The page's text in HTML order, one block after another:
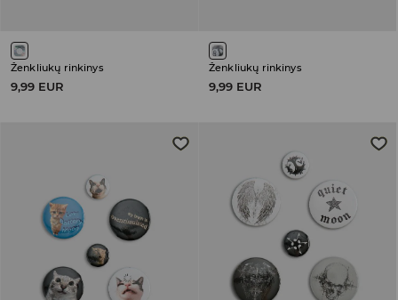
Ženkliukų rinkinys
9,99 EUR
Ženkliukų rinkinys
9,99 EUR